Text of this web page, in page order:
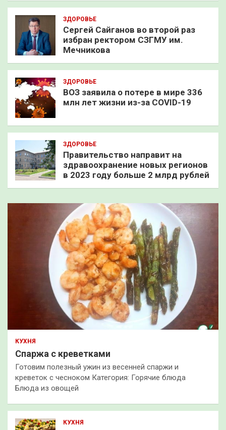
ЗДОРОВЬЕ
Сергей Сайганов во второй раз
избран ректором СЗГМУ им.
Мечникова
ЗДОРОВЬЕ
ВОЗ заявила о потере в мире 336
млн лет жизни из-за COVID-19
ЗДОРОВЬЕ
Правительство направит на
здравоохранение новых регионов
в 2023 году больше 2 млрд рублей
КУХНЯ
Спаржа с креветками
Готовим полезный ужин из весенней спаржи и
креветок с чесноком Категория: Горячие блюда
Блюда из овощей
КУХНЯ